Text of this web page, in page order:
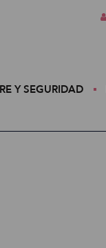
Y SEGURIDAD